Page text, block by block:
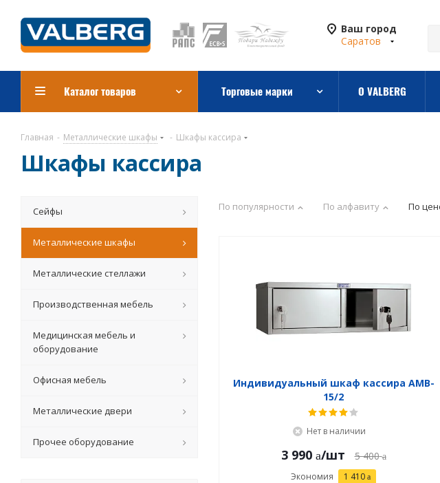
Ваш город
Саратов
Каталог товаров Торговые марки О VALBERG
Главная - Металлические шкафы - Шкафы кассира
Шкафы кассира
По популярности По алфавиту По
Индивидуальный шкаф кассира AMB-
15/2
Нет в наличии
3 990 /шт 5 400
Экономия 1 410
Сейфы
Металлические шкафы
Металлические стеллажи
Производственная мебель
Медицинская мебель и
оборудование
Офисная мебель
Металлические двери
Прочее оборудование